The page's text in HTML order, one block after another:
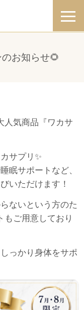
お知らせ🌻
人気商品『ワカサ
サプリ✨
眠サポートなど、
いただけます！
ないという方のた
ご用意しており
っかり身体をサポ